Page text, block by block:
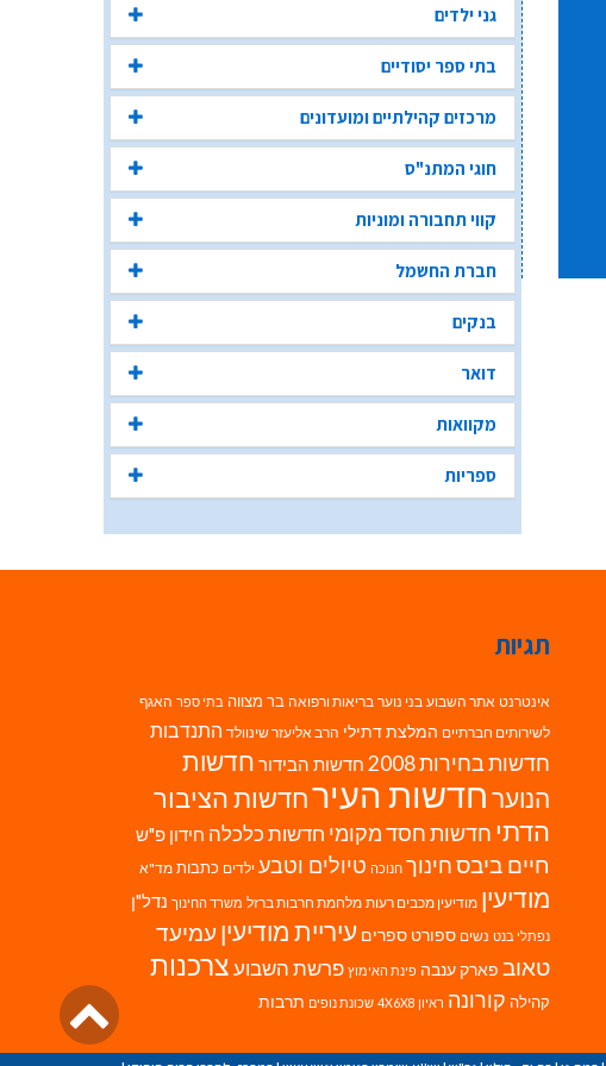
גני ילדים
בתי ספר יסודיים
מרכזים קהילתיים ומועדונים
חוגי המתנ"ס
קווי תחבורה ומוניות
חברת החשמל
בנקים
דואר
מקוואות
ספריות
תגיות
אינטרנט אתר השבוע בני נוער בריאות ורפואה בר מצווה בתי ספר האגף
לשירותים חברתיים המלצת דתילי הרב אליעזר שינוולד התנדבות
חדשות בחירות 2008 חדשות הבידור חדשות
הנוערחדשות העירחדשות הציבור
הדתי חדשות חסד מקומי חדשות כלכלה חידון פ"ש
חיים ביבסחינוך חנוכה טיולים וטבע ילדים כתבות מד"א
מודיעין מודיעין מכבים רעות מלחמת חרבות ברזל משרד החינוך נדל"ן
נפתלי בנט נשים ספורט ספרים עיריית מודיעין עמיעד
טאוב פארק ענבה פינת האימוץ פרשת השבועצרכנות
קהילה קורונה ראיון 4X6X8 שכונת נופים תרבות